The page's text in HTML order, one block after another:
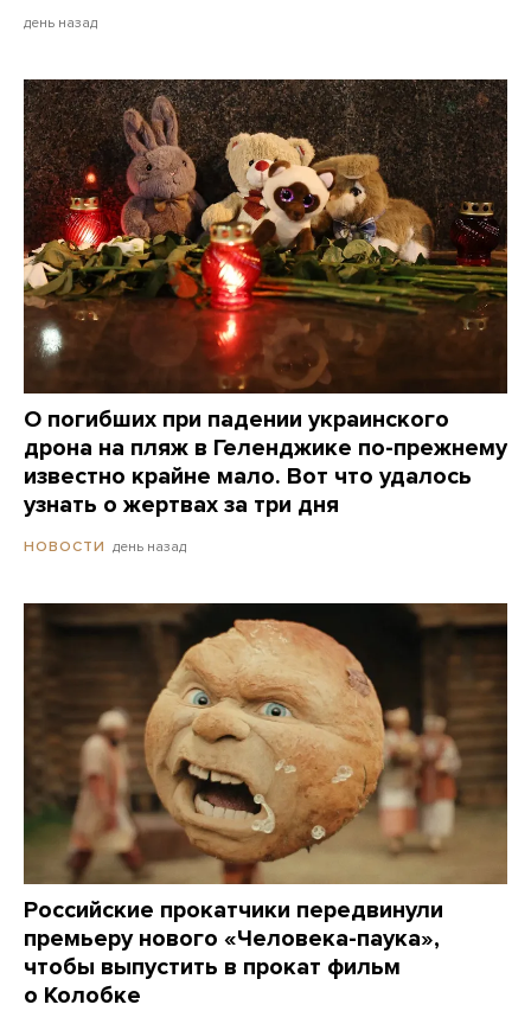
день назад
О погибших при падении украинского
дрона на пляж в Геленджике по-прежнему
известно крайне мало. Вот что удалось
узнать о жертвах за три дня
НОВОСТИ день назад
Российские прокатчики передвинули
премьеру нового «Человека-паука»,
чтобы выпустить в прокат фильм
о Колобке